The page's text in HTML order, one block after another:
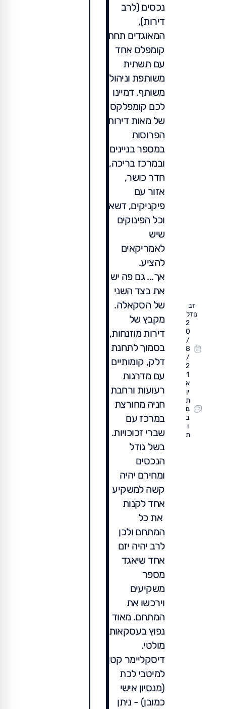
דב
נודל
2
0
/
8
/
2
1
א
ין
ת
גו
ב
ו
ת
נכסים (לרב
דירות),
המאוגדים תחת
קומפלס אחד
עם תשתית
משותפת וניהול
משותף. דמיינו
לכם קומפלקס
של מאות דירות
הפרוסות
במספר בניינים
ובמרכז בריכה,
חדר כושר,
אזור עם
פיקניקים, דשא
וכל הפינוקים
שיש
לאמריקאים
להציע.
אך... גם פה יש
את בצד השני
של הסקאלה.
מקבץ של
דירות מוזנחות,
בסמוך לתחנת
דלק, קומותיים
עם מדרגות
רעועות ורחבת
חניה מחורצת
במרכז עם
שברי זכוכויות.
בשל גודל
הנכסים
ומחירם יהיה
קשה למשקיע
אחד לקנות
את כל
המתחם ולכן
לרב יהיה יזם
אחד שיאגד
מספר
משקיעים
וירכשו את
המתחם. מאוד
נפוץ בעסקאות
מולטי.
דיסקליימר קטן
למיטבי לכת
(מנסיון אישי
כמובן) - ניתן